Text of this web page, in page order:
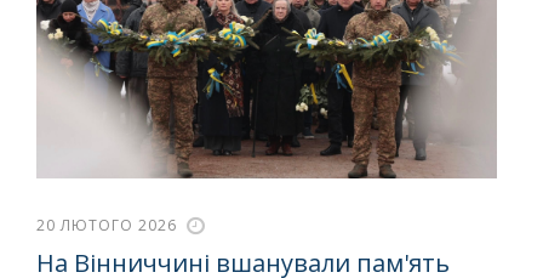
20 ЛЮТОГО 2026
На Вінниччині вшанували пам'ять